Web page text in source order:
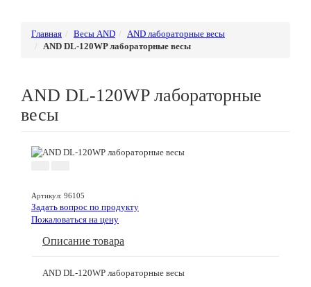
Главная Весы AND
AND лабораторные весы
AND DL-120WP лабораторные весы
AND DL-120WP лабораторные
весы
Артикул: 96105
Задать вопрос по продукту
Пожаловаться на цену
Описание товара
AND DL-120WP лабораторные весы